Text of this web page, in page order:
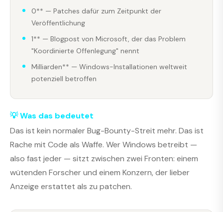
0** — Patches dafür zum Zeitpunkt der
Veröffentlichung
1** — Blogpost von Microsoft, der das Problem
"Koordinierte Offenlegung" nennt
Milliarden** — Windows-Installationen weltweit
potenziell betroffen
💡 Was das bedeutet
Das ist kein normaler Bug-Bounty-Streit mehr. Das ist
Rache mit Code als Waffe. Wer Windows betreibt —
also fast jeder — sitzt zwischen zwei Fronten: einem
wütenden Forscher und einem Konzern, der lieber
Anzeige erstattet als zu patchen.